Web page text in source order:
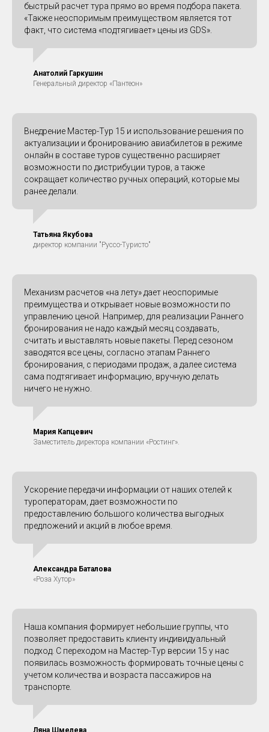
быстрый расчет тура прямо во время подбора пакета.
«Также неоспоримым преимуществом является тот
факт, что система «подтягивает» цены из GDS».
Анатолий Гаркушин
Генеральный директор «Пантеон»
Внедрение Мастер-Тур 15 и использование решения по
актуализации и бронированию авиабилетов в режиме
онлайн в составе туров существенно расширяет
возможности по дистрибуции туров, а также
сокращает количество ручных операций, которые мы
ранее делали.
Татьяна Якубова
директор компании "Руссо-Туристо"
Механизм расчетов «на лету» дает неоспоримые
преимущества и открывает новые возможности по
управлению ценой. Например, для реализации Раннего
бронирования не надо каждый месяц создавать,
считать и выставлять новые пакеты. Перед сезоном
заводятся все цены, согласно этапам Раннего
бронирования, с периодами продаж, а далее система
сама подтягивает информацию, вручную делать
ничего не нужно.
Мария Капцевич
Заместитель директора компании «Ростинг».
Ускорение передачи информации от наших отелей к
туроператорам, дает возможности по
предоставлению большого количества выгодных
предложений и акций в любое время.
Александра Баталова
«Роза Хутор»
Наша компания формирует небольшие группы, что
позволяет предоставить клиенту индивидуальный
подход. С переходом на Мастер-Тур версии 15 у нас
появилась возможность формировать точные цены с
учетом количества и возраста пассажиров на
транспорте.